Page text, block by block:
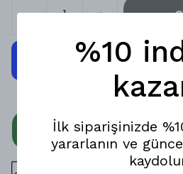
3000 TL üzeri ücretsiz kargo
%10
İlk siparişinizde
yararlanın ve